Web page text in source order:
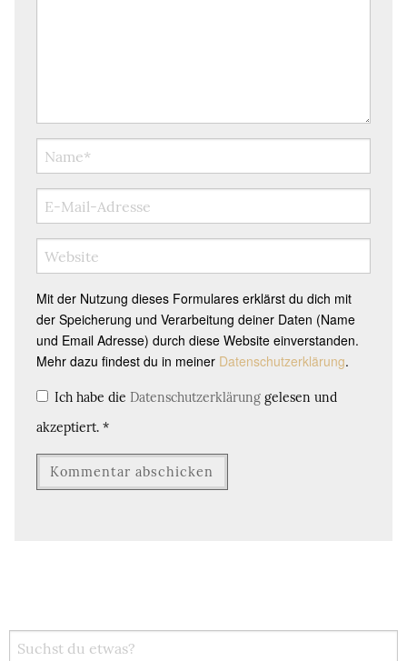
Mit der Nutzung dieses Formulares erklärst du dich mit
der Speicherung und Verarbeitung deiner Daten (Name
und Email Adresse) durch diese Website einverstanden.
Mehr dazu findest du in meiner Datenschutzerklärung.
Ich habe die Datenschutzerklärung gelesen und
akzeptiert. *